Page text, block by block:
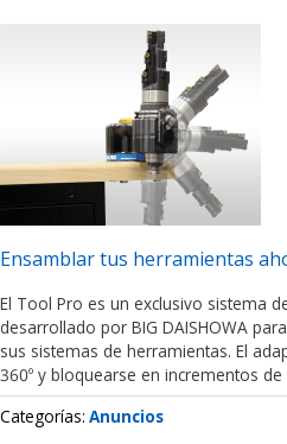
Ensamblar tus herramientas
El Tool Pro es un exclusivo sistema
desarrollado por BIG DAISHOWA
sus sistemas de herramientas. El
360º y bloquearse en incrementos de
Categorías Anuncios